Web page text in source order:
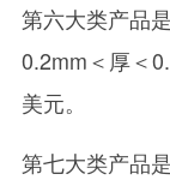
第六大类产品
0.2mm＜厚＜
美元。
第七大类产品